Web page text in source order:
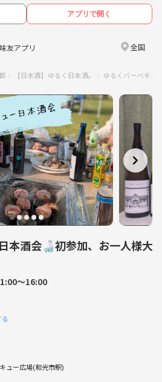
アプリで開く
友アプリ 全国
【日本酒】ゆるく日本酒。 ゆるくバーベキュ
本酒会🍶初参加、お一人様大
〜16:00
ュー広場(和光市駅)